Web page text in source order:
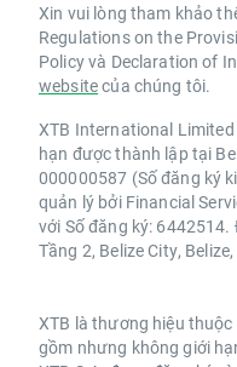
Xin vui lòng tham khảo
Regulations on the
Policy và Declaration of
websitecủa chúng tôi.
XTB International
hạn được thành lập tại
000000587 (Số đăng ký
quản lý bởi Financial
với Số đăng ký:
Tầng 2, Belize City, Belize,
XTB là thương hiệu
gồm nhưng không giới